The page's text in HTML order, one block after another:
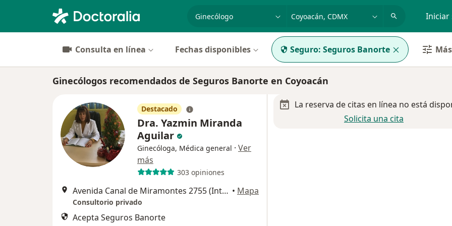
especialidad, enfermedad o nombre
p. ej. Guadalajara Iniciar
Consulta en línea Fechas disponibles Seguro: Seguros Banorte
Ginecólogos recomendados de Seguros Banorte en Coyoacán
Destacado
Dra. Yazmin Miranda
Aguilar
Ginecóloga, Médica general · Ver
más
303 opiniones
Avenida Canal de Miramontes 2755 (Interior 102), Coyoacán • Mapa
Consultorio privado
Acepta Seguros Banorte
La reserva de citas en línea no está
Solicita una cita